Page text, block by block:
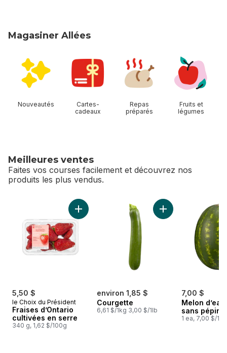
Magasiner Allées
Nouveautés
Cartes-
cadeaux
Repas
préparés
Fruits et
légumes
Meilleures ventes
Faites vos courses facilement et découvrez nos
produits les plus vendus.
sauter Meilleures ventes
5,50 $
le Choix du Président
Fraises d’Ontario
cultivées en serre
340 g, 1,62 $/100g
Ajouter Fraises d’Ontario cultivées en serre
environ 1,85 $
Courgette
6,61 $/1kg 3,00 $/1lb
Ajouter Courgette
7,00 $
Melon
sans pépins
1 ea, 7,00 $/1ch